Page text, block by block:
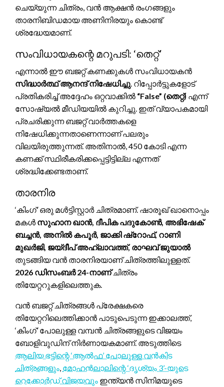
ചെയ്യുന്ന ചിത്രം, വൻ ആക്ഷൻ രംഗങ്ങളും
താരനിബിഡമായ അണിനിരയും കൊണ്ട്
ശ്രദ്ധേയമാണ്.
സംവിധായകന്റെ മറുപടി: ‘തെറ്റ്’
എന്നാൽ ഈ ബജറ്റ് കണക്കുകൾ സംവിധായകൻ
സിദ്ധാർത്ഥ് ആനന്ദ് നിഷേധിച്ചു . റിപ്പോർട്ടുകളോട്
പ്രതികരിച്ച് അദ്ദേഹം ഒറ്റവാക്കിൽ “False” (തെറ്റ്) എന്ന്
സോഷ്യൽ മീഡിയയിൽ കുറിച്ചു. ഇത് വ്യാപകമായി
പ്രചരിക്കുന്ന ബജറ്റ് വാർത്തകളെ
നിഷേധിക്കുന്നതാണെന്നാണ് പലരും
വിലയിരുത്തുന്നത്. അതിനാൽ, 450 കോടി എന്ന
കണക്ക് സ്ഥിരീകരിക്കപ്പെട്ടിട്ടില്ല എന്നത്
ശ്രദ്ധിക്കേണ്ടതാണ്.
താരനിര
‘കിംഗ്’ ഒരു മൾട്ടിസ്റ്റാർ ചിത്രമാണ്. ഷാരൂഖ് ഖാനൊപ്പം
മകൾ സുഹാന ഖാൻ, ദീപിക പദുകോൺ, അഭിഷേക്
ബച്ചൻ, അനിൽ കപൂർ, ജാക്കി ഷ്‌റോഫ്, റാണി
മുഖർജി, ജയ്‌ദീപ് അഹ്‌ലാവത്ത്, രാഘവ് ജുയാൽ
തുടങ്ങിയ വൻ താരനിരയാണ് ചിത്രത്തിലുള്ളത്.
2026 ഡിസംബർ 24-നാണ്ചിത്രം
തിയേറ്ററുകളിലെത്തുക.
വൻ ബജറ്റ് ചിത്രങ്ങൾ പ്രേക്ഷകരെ
തിയേറ്ററിലെത്തിക്കാൻ പാടുപെടുന്ന ഇക്കാലത്ത്,
‘കിംഗ്’ പോലുള്ള വമ്പൻ ചിത്രങ്ങളുടെ വിജയം
ബോളിവുഡിന് നിർണായകമാണ്. അടുത്തിടെ
ആലിയ ഭട്ടിന്റെ ‘ആൽഫ’ പോലുള്ള വൻകിട
ചിത്രങ്ങളും മോഹൻലാലിന്റെ ‘ദൃശ്യം 3’-യുടെ
റെക്കോർഡ് വിജയവും ഇന്ത്യൻ സിനിമയുടെ